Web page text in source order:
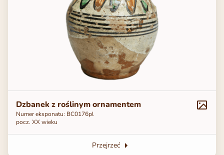
Dzbanek z roślinym ornamentem
Numer eksponatu: ВС0176pl
pocz. XX wieku
Przejrzeć